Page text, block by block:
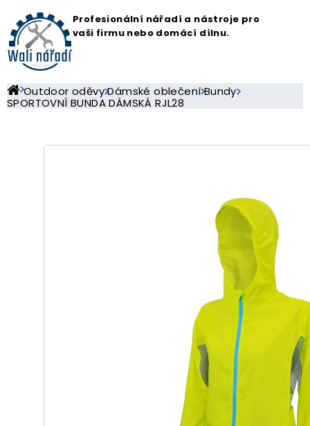
Profesionální nářadí a nástroje pro
vaši firmu nebo domácí dílnu.
Outdoor oděvy Dámské oblečení Bundy
SPORTOVNÍ BUNDA DÁMSKÁ RJL28